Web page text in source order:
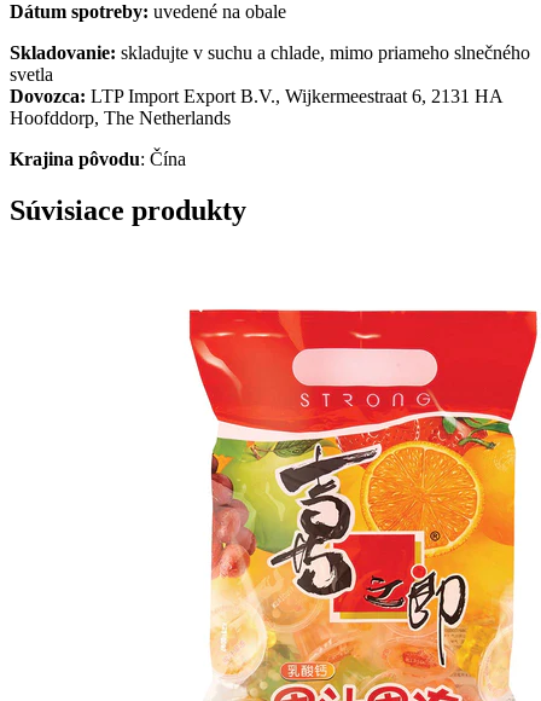
Dátum spotreby: uvedené na obale
Skladovanie: skladujte v suchu a chlade, mimo priameho slnečného
svetla
Dovozca: LTP Import Export B.V., Wijkermeestraat 6, 2131 HA
Hoofddorp, The Netherlands
Krajina pôvodu: Čína
Súvisiace produkty